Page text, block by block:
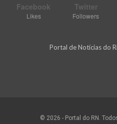
Facebook
Likes
Twitter
Followers
Portal de Notícias do
© 2026 - Portal do RN.